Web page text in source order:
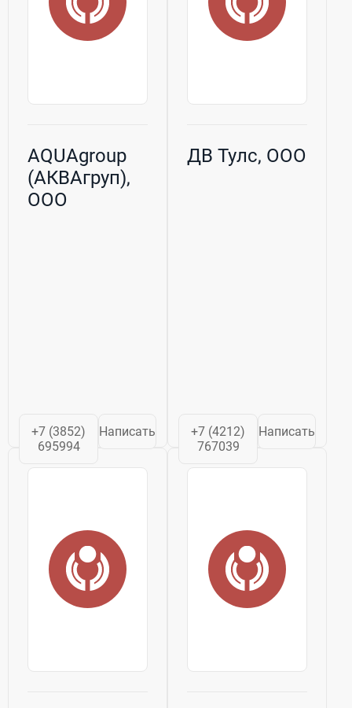
AQUAgroup
(АКВАгруп),
ООО
+7 (3852)
695994
Написать
ДВ Тулс, ООО
+7 (4212)
767039
Написать